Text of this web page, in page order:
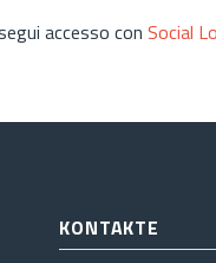
accesso con Social
KONTAKTE